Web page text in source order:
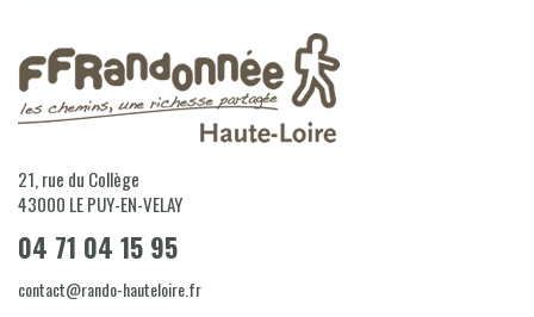
21, rue du Collège
43000 LE PUY-EN-VELAY
04 71 04 15 95
contact@rando-hauteloire.fr